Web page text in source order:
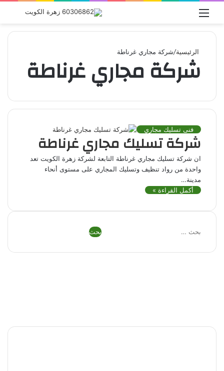
القائمة
الرئيسية/شركة مجاري غرناطة
شركة مجاري غرناطة
فنى تسليك مجاري
شركة تسليك مجاري غرناطة
ان شركة تسليك مجاري غرناطة التابعة لشركة زهرة الكويت تعد
واحدة من رواد تنظيف وتسليك المجاري على مستوى أنحاء
مدينة…
أكمل القراءة »
البحث